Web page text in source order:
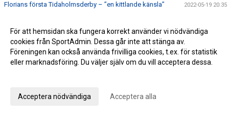
Florians första Tidaholmsderby – ”en kittlande känsla” 2022-05-19 20:35
Inför: Skultorps IF – TG&IF (DM) 2022-05-17 10:35
Andra raka för TG&IF – bortavann i Allingsås 2022-05-14 17:50
Lördagens match skjuts upp! 2022-05-06 14:42
För att hemsidan ska fungera korrekt använder vi nödvändiga
cookies från SportAdmin. Dessa går inte att stänga av.
Föreningen kan också använda frivilliga cookies, t.ex. för statistik
eller marknadsföring. Du väljer själv om du vill acceptera dessa.
Acceptera nödvändiga Acceptera alla